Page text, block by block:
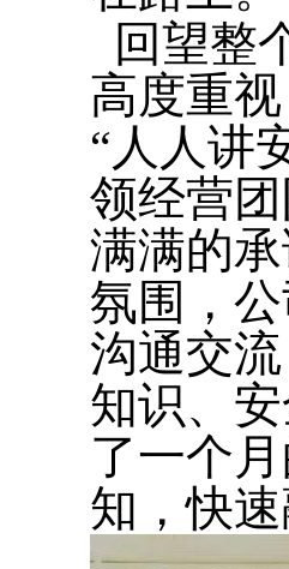
回望整
高度重
“人人讲
领经营
满满的
氛围，
沟通交
知识、
了一个
知，快